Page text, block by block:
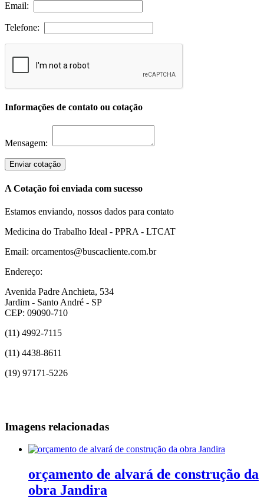
Email:
Telefone:
Informações de contato ou cotação
Mensagem:
Enviar cotação
A Cotação foi enviada com sucesso
Estamos enviando, nossos dados para contato
Medicina do Trabalho Ideal - PPRA - LTCAT
Email: orcamentos@buscacliente.com.br
Endereço:
Avenida Padre Anchieta, 534
Jardim - Santo André - SP
CEP: 09090-710
(11) 4992-7115
(11) 4438-8611
(19) 97171-5226
Imagens relacionadas
orçamento de alvará de construção da
obra Jandira